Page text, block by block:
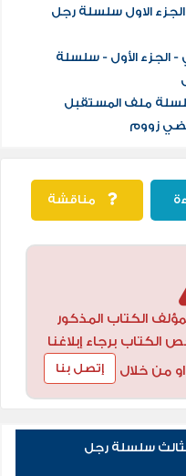
الاول سلسلة رجل
- الجزء الأول - سلسلة
زووم
مناقشة
الكتاب المذكور
برجاء إبلاغنا
او من خلال إتصل بنا
سلسلة رجل